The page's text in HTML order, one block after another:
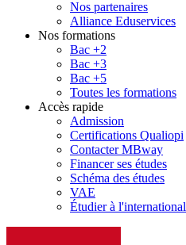
Nos partenaires
Alliance Eduservices
Nos formations
Bac +2
Bac +3
Bac +5
Toutes les formations
Accès rapide
Admission
Certifications Qualiopi
Contacter MBway
Financer ses études
Schéma des études
VAE
Étudier à l'international